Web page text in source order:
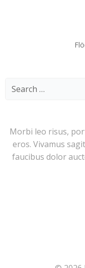
Search
Morbi leo risus,
eros. Vivamus
faucibus dolor